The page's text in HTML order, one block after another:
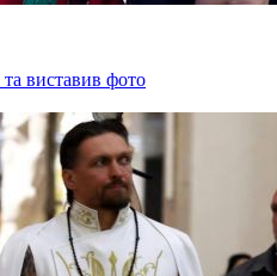
виставив фото